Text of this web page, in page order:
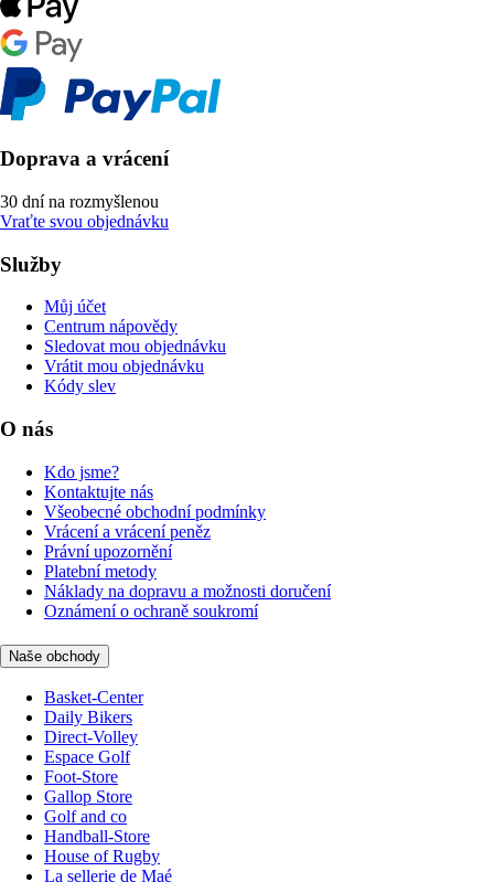
Doprava a vrácení
30 dní na rozmyšlenou
Vraťte svou objednávku
Služby
Můj účet
Centrum nápovědy
Sledovat mou objednávku
Vrátit mou objednávku
Kódy slev
O nás
Kdo jsme?
Kontaktujte nás
Všeobecné obchodní podmínky
Vrácení a vrácení peněz
Právní upozornění
Platební metody
Náklady na dopravu a možnosti doručení
Oznámení o ochraně soukromí
Naše obchody
Basket-Center
Daily Bikers
Direct-Volley
Espace Golf
Foot-Store
Gallop Store
Golf and co
Handball-Store
House of Rugby
La sellerie de Maé